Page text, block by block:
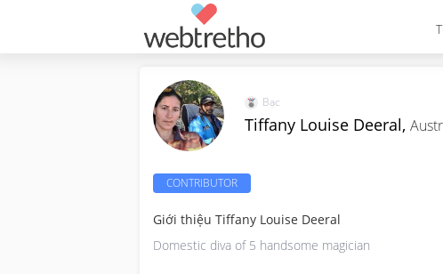
Bạc
Tiffany Louise Deeral,
CONTRIBUTOR
Giới thiệu Tiffany Louise Deeral
Domestic diva of 5 handsome magician